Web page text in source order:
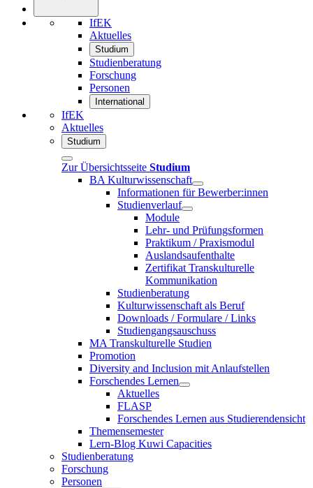
IfEK
Aktuelles
Studium
Studienberatung
Forschung
Personen
International
IfEK
Aktuelles
Studium
Zur Übersichtsseite Studium
BA Kulturwissenschaft
Informationen für Bewerber:innen
Studienverlauf
Module
Lehr- und Prüfungsformen
Praktikum / Praxismodul
Auslandsaufenthalte
Zertifikat Transkulturelle
Kommunikation
Studienberatung
Kulturwissenschaft als Beruf
Downloads / Formulare / Links
Studiengangsauschuss
MA Transkulturelle Studien
Promotion
Diversity and Inclusion mit Anlaufstellen
Forschendes Lernen
Aktuelles
FLASP
Forschendes Lernen aus Studierendensicht
Themensemester
Lern-Blog Kuwi Capacities
Studienberatung
Forschung
Personen